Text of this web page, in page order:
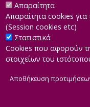
Developed by
Απαραίτητα
Απαραίτητα cookies για
(Session cookies etc)
Στατιστικά
Cookies που αφορούν
στοιχείων του
Αποθήκευση